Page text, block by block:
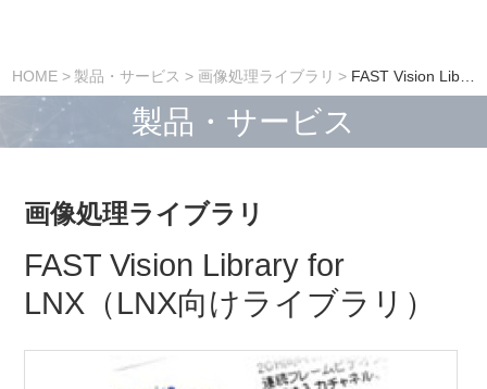
HOME 製品・サービス 画像処理ライブラリ FAST Vision Library for LNX（LNX向けライブラリ）
製品・サービス
画像処理ライブラリ
FAST Vision Library for
LNX（LNX向けライブラリ）